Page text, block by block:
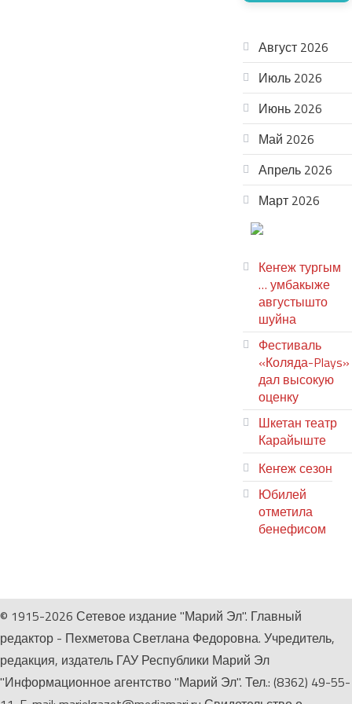
Август 2026
Июль 2026
Июнь 2026
Май 2026
Апрель 2026
Март 2026
Кеҥеж тургым
… умбакыже
августышто
шуйна
Фестиваль
«Коляда-Plays»
дал высокую
оценку
Шкетан театр
Карайыште
Кеҥеж сезон
Юбилей
отметила
бенефисом
© 1915-2026 Сетевое издание "Марий Эл". Главный
редактор - Пехметова Светлана Федоровна. Учредитель,
редакция, издатель ГАУ Республики Марий Эл
"Информационное агентство "Марий Эл". Тел.: (8362) 49-55-